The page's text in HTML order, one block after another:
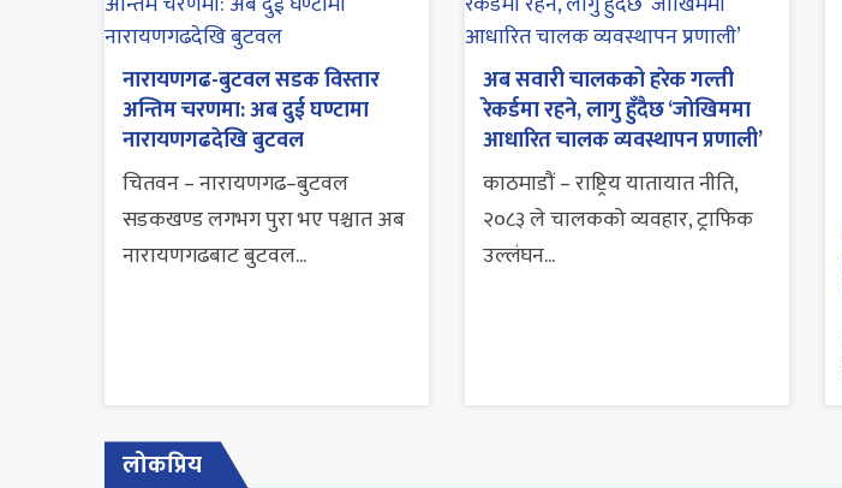
नारायणगढ-बुटवल सडक विस्तार
अन्तिम चरणमा: अब दुई घण्टामा
नारायणगढदेखि बुटवल
चितवन – नारायणगढ–बुटवल
सडकखण्ड लगभग पुरा भए पश्चात अब
नारायणगढबाट बुटवल...
अब सवारी चालकको हरेक गल्ती
रेकर्डमा रहने, लागु हुँदैछ ‘जोखिममा
आधारित चालक व्यवस्थापन प्रणाली’
काठमाडौं – राष्ट्रिय यातायात नीति,
२०८३ ले चालकको व्यवहार, ट्राफिक
उल्लंघन...
लोकप्रिय